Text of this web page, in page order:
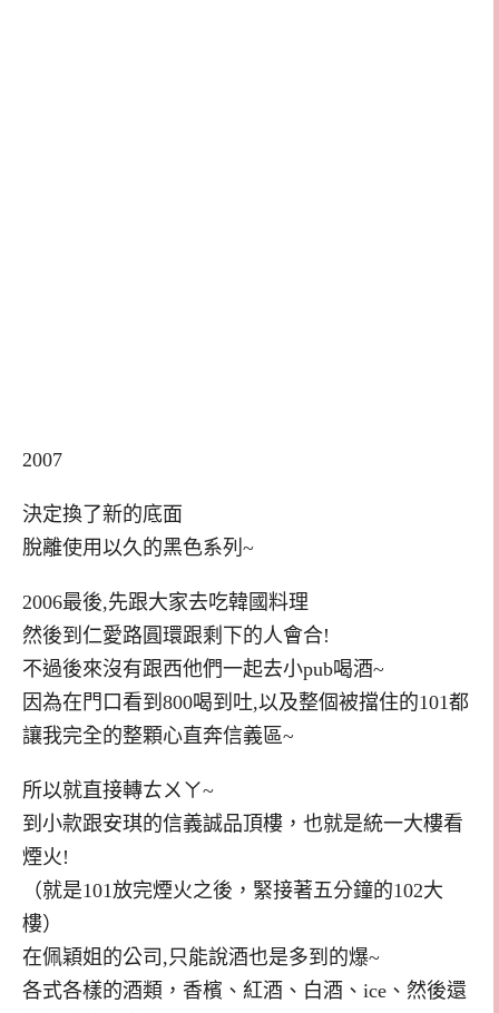
2007
決定換了新的底面
脫離使用以久的黑色系列~
2006最後,先跟大家去吃韓國料理
然後到仁愛路圓環跟剩下的人會合!
不過後來沒有跟西他們一起去小pub喝酒~
因為在門口看到800喝到吐,以及整個被擋住的101都
讓我完全的整顆心直奔信義區~
所以就直接轉ㄊㄨㄚ~
到小款跟安琪的信義誠品頂樓，也就是統一大樓看
煙火!
（就是101放完煙火之後，緊接著五分鐘的102大
樓）
在佩穎姐的公司,只能說酒也是多到的爆~
各式各樣的酒類，香檳、紅酒、白酒、ice、然後還